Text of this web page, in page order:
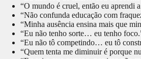
“O mundo é cruel, então eu aprendi
“Não confunda educação com
“Minha ausência ensina mais que
“Eu não tenho sorte… eu tenho
“Eu não tô competindo… eu tô
“Quem tenta me diminuir é porque